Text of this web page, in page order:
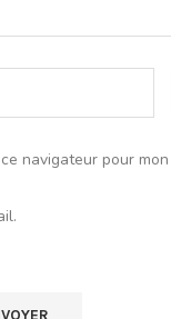
navigateur pour